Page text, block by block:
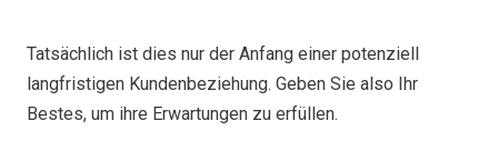
Tatsächlich ist dies nur der Anfang einer potenziell
langfristigen Kundenbeziehung. Geben Sie also Ihr
Bestes, um ihre Erwartungen zu erfüllen.